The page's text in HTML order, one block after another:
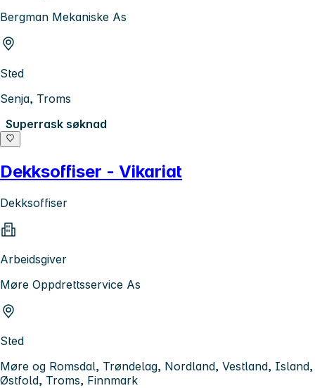
Bergman Mekaniske As
Sted
Senja, Troms
Superrask søknad
Dekksoffiser - Vikariat
Dekksoffiser
Arbeidsgiver
Møre Oppdrettsservice As
Sted
Møre og Romsdal, Trøndelag, Nordland, Vestland, Island,
Østfold, Troms, Finnmark